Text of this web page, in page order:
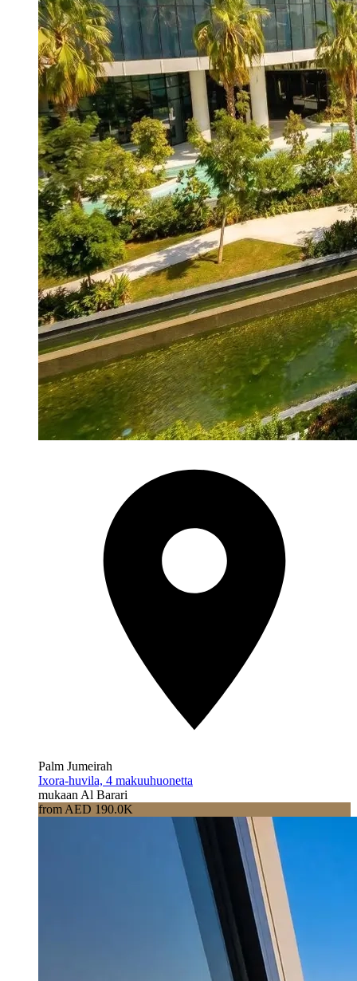
Palm Jumeirah
Ixora-huvila, 4 makuuhuonetta
mukaan Al Barari
from AED 190.0K